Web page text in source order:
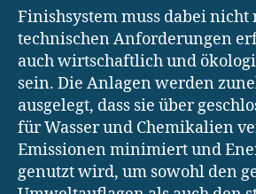
Finishsystem muss dabei nicht
technischen Anforderungen
auch wirtschaftlich und
sein. Die Anlagen werden
ausgelegt, dass sie über
für Wasser und Chemikalien
Emissionen minimiert und
genutzt wird, um sowohl den